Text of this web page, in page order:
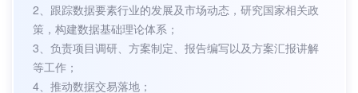
2、跟踪数据要素行业的发展及市场动态，研究国家相关政
策，构建数据基础理论体系；
3、负责项目调研、方案制定、报告编写以及方案汇报讲解
等工作；
4、推动数据交易落地；